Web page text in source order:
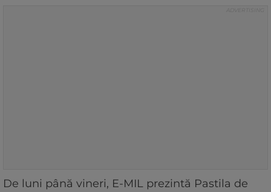
De luni până vineri, E-MIL prezintă Pastila de